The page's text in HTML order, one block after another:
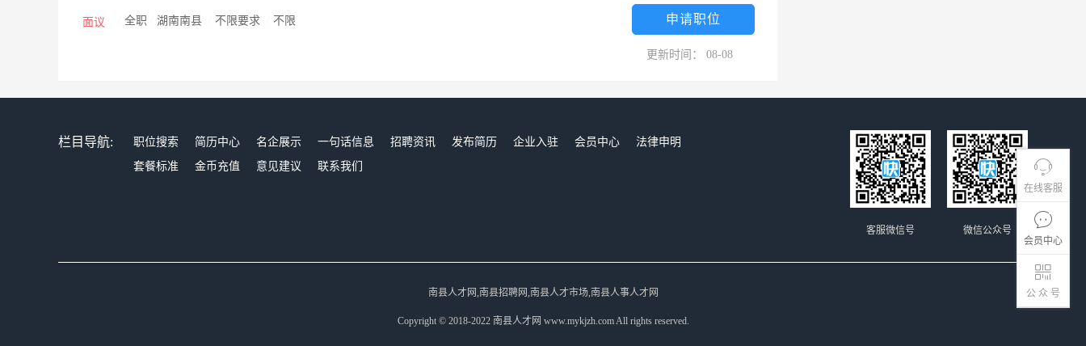
在线客服
会员中心
公 众 号
先在中央电视台1、2、3、4、5套节目中推出系列强势品牌广告，不断提高广告资源投放的准确性，同时充分借助新闻公关和事件
打造名牌！”的高档商务咖啡之途，同时秉承西堤岛咖啡文化和西堤岛咖啡标准，为各阶层的商务人士，奉献一杯来自西堤岛，经
过统一标准流程调制，倾注西堤岛咖啡人爱心的香浓纯正咖啡。西堤岛咖啡始终如一遵循＂自由、平等、世界无界限＂的咖啡文
面议 全职 湖南南县 不限要求 不限 申请职位
更新时间： 08-08
栏目导航: 职位搜索 简历中心 名企展示 一句话信息 招聘资讯 发布简历 企业入驻 会员中心
法律申明
套餐标准
金币充值 意见建议 联系我们
微信公众号
客服微信号
南县人才网,南县招聘网,南县人才市场,南县人事人才网
Copyright © 2018-2022 南县人才网 www.mykjzh.com All rights reserved.